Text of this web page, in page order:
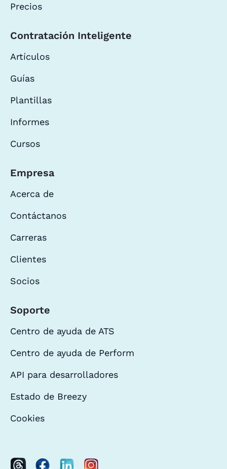
Precios
Contratación Inteligente
Artículos
Guías
Plantillas
Informes
Cursos
Empresa
Acerca de
Contáctanos
Carreras
Clientes
Socios
Soporte
Centro de ayuda de ATS
Centro de ayuda de Perform
API para desarrolladores
Estado de Breezy
Cookies